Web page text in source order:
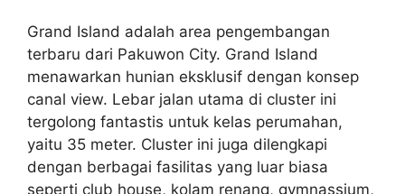
Grand Island adalah area pengembangan
terbaru dari Pakuwon City. Grand Island
menawarkan hunian eksklusif dengan konsep
canal view. Lebar jalan utama di cluster ini
tergolong fantastis untuk kelas perumahan,
yaitu 35 meter. Cluster ini juga dilengkapi
dengan berbagai fasilitas yang luar biasa
seperti club house, kolam renang, gymnassium,